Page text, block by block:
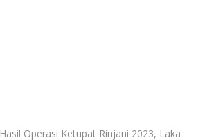
Hasil Operasi Ketupat Rinjani 2023, Laka